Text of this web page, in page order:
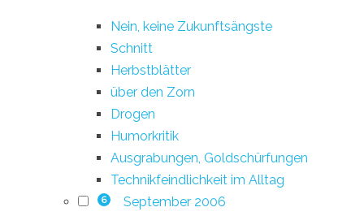
Nein, keine Zukunftsängste
Schnitt
Herbstblätter
über den Zorn
Drogen
Humorkritik
Ausgrabungen, Goldschürfungen
Technikfeindlichkeit im Alltag
6 September 2006